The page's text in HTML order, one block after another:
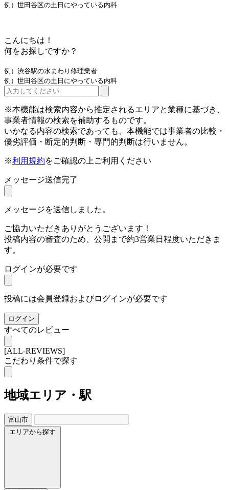
例）世田谷区の土日にやっている内科
こんにちは！
何をお探しですか？
例）渋谷駅の水まわり修理業者
例）世田谷区の土日にやっている内科
※本機能は検索内容から推定されるエリアと業種に基づき、
事業者情報の検索を補助するものです。
いかなる内容の検索であっても、本機能では事業者の比較・
優劣評価・断定的判断・専門的判断は行いません。
※利用規約をご確認の上ご利用ください
メッセージ送信完了
メッセージを送信しました。
ご協力いただきありがとうございます！
投稿内容の審査のため、公開まで約3営業日程度いただきま
す。
ログインが必要です
投稿には会員登録およびログインが必要です
ログイン
すべてのレビュー
[ALL-REVIEWS]
こだわり条件で探す
地域エリア・駅
富山市
エリアから探す